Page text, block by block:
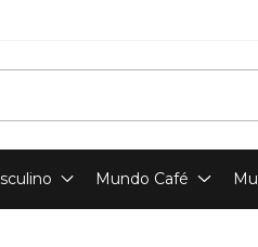
Mundo Café